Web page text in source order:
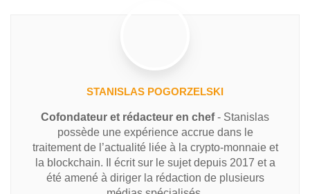
STANISLAS POGORZELSKI
Cofondateur et rédacteur en chef- Stanislas
possède une expérience accrue dans le
traitement de l’actualité liée à la crypto-monnaie et
la blockchain. Il écrit sur le sujet depuis 2017 et a
été amené à diriger la rédaction de plusieurs